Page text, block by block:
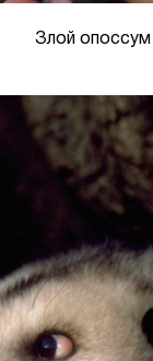
Злой опоссум